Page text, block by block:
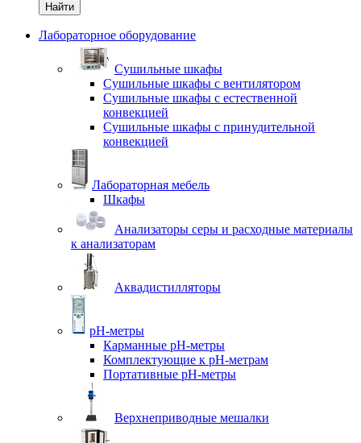
Найти
Лабораторное оборудование
Cушильные шкафы
Сушильные шкафы с вентилятором
Сушильные шкафы с естественной
конвекцией
Сушильные шкафы с принудительной
конвекцией
Лабораторная мебель
Шкафы
Анализаторы серы и расходные материалы
к анализаторам
Аквадистилляторы
pH-метры
Карманные pH-метры
Комплектующие к pH-метрам
Портативные pH-метры
Верхнеприводные мешалки